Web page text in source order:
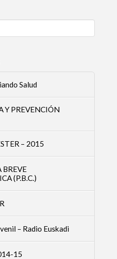
Salud
Y PREVENCIÓN
– 2015
BREVE
(P.B.C.)
– Radio Euskadi
15